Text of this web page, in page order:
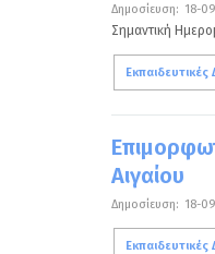
Δημοσίευση: 18-
Σημαντική
Εκπαιδευτικές
Αιγαίου
Δημοσίευση: 18-
Εκπαιδευτικές